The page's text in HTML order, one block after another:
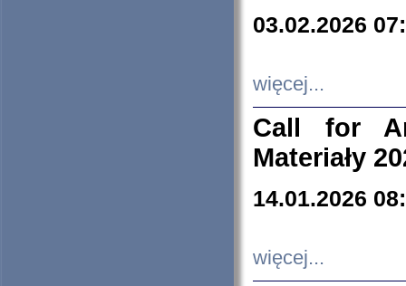
03.02.2026
więcej...
Call for
Materiały
14.01.2026
więcej...